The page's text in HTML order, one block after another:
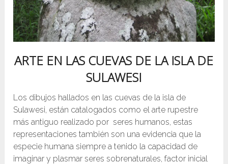
ARTE EN LAS CUEVAS DE LA ISLA DE
SULAWESI
Los dibujos hallados en las cuevas de la isla de
Sulawesi, están catalogados como el arte rupestre
más antiguo realizado por seres humanos, estas
representaciones también son una evidencia que la
especie humana siempre a tenido la capacidad de
imaginar y plasmar seres sobrenaturales, factor inicial